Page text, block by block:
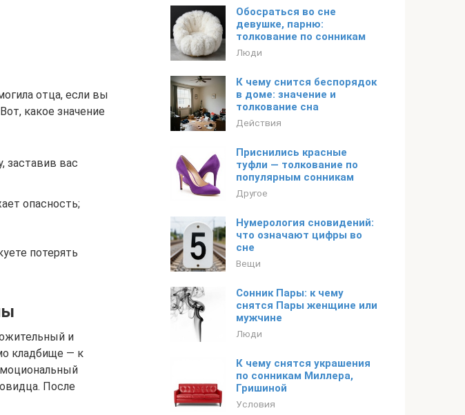
отца, если вы
какое значение
заставив вас
опасность;
потерять
и
кладбище — к
После
Обосраться во сне
девушке, парню:
толкование по сонникам
Люди
К чему снится беспорядок
в доме: значение и
толкование сна
Действия
Приснились красные
туфли — толкование по
популярным сонникам
Другое
Нумерология сновидений:
что означают цифры во
сне
Вещи
Сонник Пары: к чему
снятся Пары женщине или
мужчине
Люди
К чему снятся украшения
по сонникам Миллера,
Гришиной
Условия